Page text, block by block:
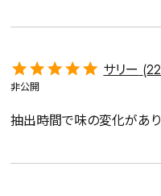
サリー 22
非公開
抽出時間で味の変化があり